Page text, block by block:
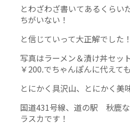
とわざわざ書いてあるくらい
ちがいない！
と信じていって大正解でした！
写真はラーメン＆漬け丼セッ
￥200.でちゃんぽんに代えて
とにかく具沢山、とにかく美
国道431号線、道の駅 秋鹿
ラスカです！